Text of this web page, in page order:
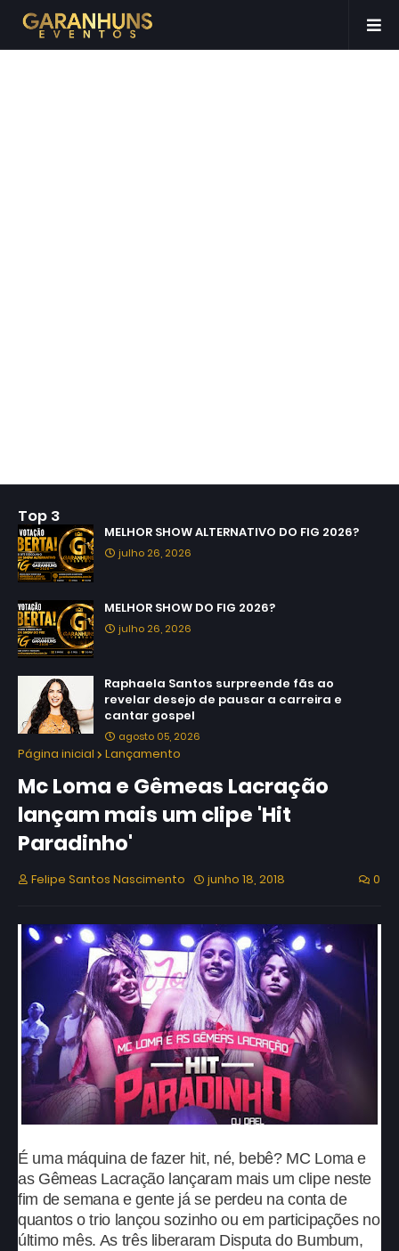
Top 3
MELHOR SHOW ALTERNATIVO DO FIG 2026?
julho 26, 2026
MELHOR SHOW DO FIG 2026?
julho 26, 2026
Raphaela Santos surpreende fãs ao
revelar desejo de pausar a carreira e
cantar gospel
agosto 05, 2026
Página inicial Lançamento
Mc Loma e Gêmeas Lacração
lançam mais um clipe 'Hit
Paradinho'
Felipe Santos Nascimento junho 18, 2018 0
É uma máquina de fazer hit, né, bebê? MC Loma e
as Gêmeas Lacração lançaram mais um clipe neste
fim de semana e gente já se perdeu na conta de
quantos o trio lançou sozinho ou em participações no
último mês. As três liberaram Disputa do Bumbum,